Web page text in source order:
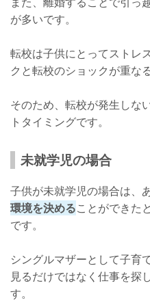
が多いです。
転校は子供にとってストレ
クと転校のショックが重な
そのため、転校が発生しな
トタイミングです。
未就学児の場合
子供が未就学児の場合は、
環境を決めることができた
です。
シングルマザーとして子育
見るだけではなく仕事を探
す。